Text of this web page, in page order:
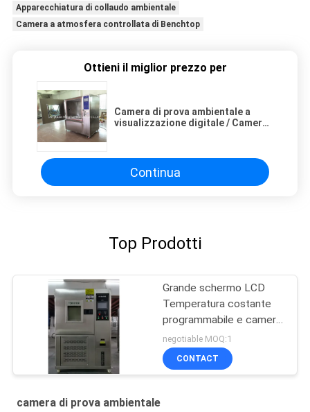
Apparecchiatura di collaudo ambientale
Camera a atmosfera controllata di Benchtop
Ottieni il miglior prezzo per
Camera di prova ambientale a
visualizzazione digitale / Camera
Continua
Top Prodotti
Grande schermo LCD
Temperatura costante
programmabile e camera
di umidità
negotiable MOQ:1
CONTACT
camera di prova ambientale